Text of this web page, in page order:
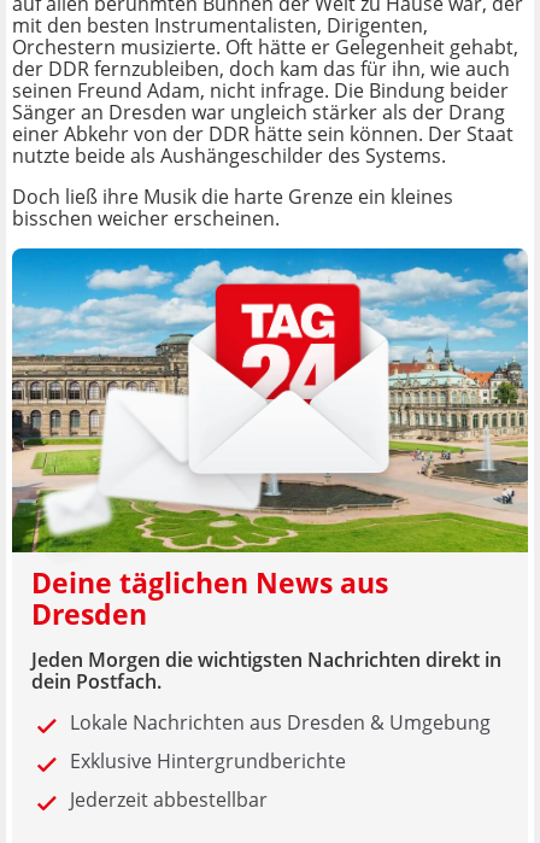
mit den besten Instrumentalisten, Dirigenten,
Orchestern musizierte. Oft hätte er Gelegenheit gehabt,
der DDR fernzubleiben, doch kam das für ihn, wie auch
seinen Freund Adam, nicht infrage. Die Bindung beider
Sänger an Dresden war ungleich stärker als der Drang
einer Abkehr von der DDR hätte sein können. Der Staat
nutzte beide als Aushängeschilder des Systems.
Doch ließ ihre Musik die harte Grenze ein kleines
bisschen weicher erscheinen.
Deine täglichen News aus
Dresden
Jeden Morgen die wichtigsten Nachrichten direkt in
dein Postfach.
Lokale Nachrichten aus Dresden & Umgebung
Exklusive Hintergrundberichte
Jederzeit abbestellbar